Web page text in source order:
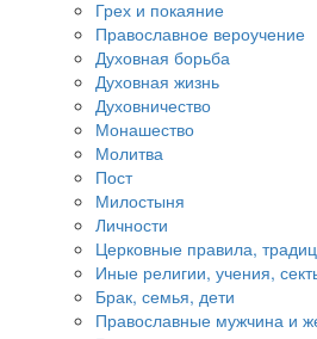
Грех и покаяние
Православное вероучение
Духовная борьба
Духовная жизнь
Духовничество
Монашество
Молитва
Пост
Милостыня
Личности
Церковные правила,
Иные религии, учения,
Брак, семья, дети
Православные мужчина и